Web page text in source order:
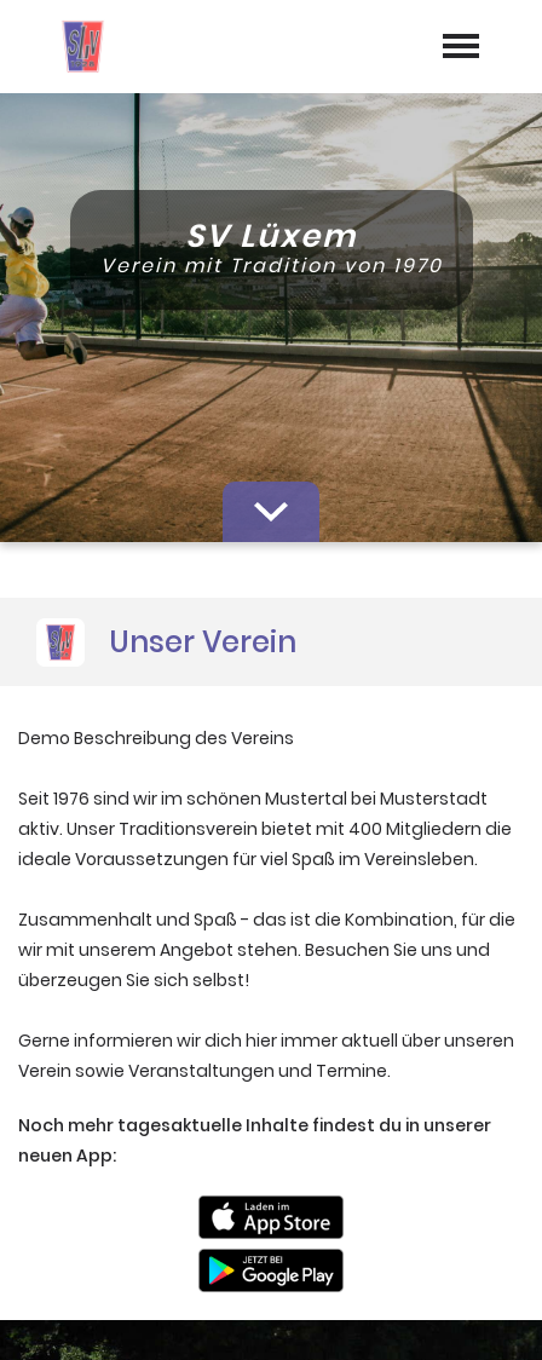
Startseite
Aktuelles
Termine
Geschichte
Jugend
Training
Vorstand
Dokumente
SV Lüxem
Verein mit Tradition von 1970
Unser Verein
Demo Beschreibung des Vereins
Seit 1976 sind wir im schönen Mustertal bei Musterstadt
aktiv. Unser Traditionsverein bietet mit 400 Mitgliedern die
ideale Voraussetzungen für viel Spaß im Vereinsleben.
Zusammenhalt und Spaß - das ist die Kombination, für die
wir mit unserem Angebot stehen. Besuchen Sie uns und
überzeugen Sie sich selbst!
Gerne informieren wir dich hier immer aktuell über unseren
Verein sowie Veranstaltungen und Termine.
Noch mehr tagesaktuelle Inhalte findest du in unserer
neuen App: